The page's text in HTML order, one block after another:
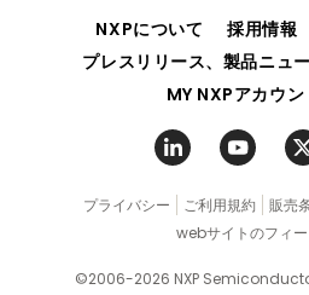
NXPについて 採用情報
プレスリリース、製品ニュ
MY NXPアカウ
プライバシー ご利用規約 販売
webサイトのフィ
©2006-2026 NXP